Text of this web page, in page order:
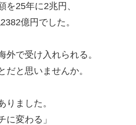
25年に2兆円、
億円でした。
で受け入れられる。
と思いませんか。
ました。
変わる」